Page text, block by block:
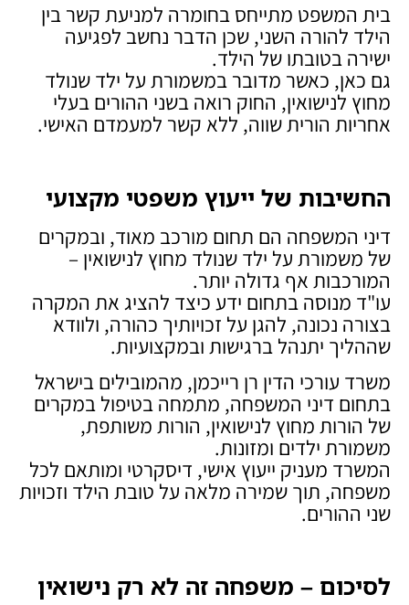
בית המשפט מתייחס בחומרה למניעת קשר בין
הילד להורה השני, שכן הדבר נחשב לפגיעה
ישירה בטובתו של הילד.
גם כאן, כאשר מדובר במשמורת על ילד שנולד
מחוץ לנישואין, החוק רואה בשני ההורים בעלי
אחריות הורית שווה, ללא קשר למעמדם האישי.
החשיבות של ייעוץ משפטי מקצועי
דיני המשפחה הם תחום מורכב מאוד, ובמקרים
של משמורת על ילד שנולד מחוץ לנישואין –
המורכבות אף גדולה יותר.
עו"ד מנוסה בתחום ידע כיצד להציג את המקרה
בצורה נכונה, להגן על זכויותיך כהורה, ולוודא
שההליך יתנהל ברגישות ובמקצועיות.
משרד עורכי הדין רן רייכמן, מהמובילים בישראל
בתחום דיני המשפחה, מתמחה בטיפול במקרים
של הורות מחוץ לנישואין, הורות משותפת,
משמורת ילדים ומזונות.
המשרד מעניק ייעוץ אישי, דיסקרטי ומותאם לכל
משפחה, תוך שמירה מלאה על טובת הילד וזכויות
שני ההורים.
לסיכום – משפחה זה לא רק נישואין